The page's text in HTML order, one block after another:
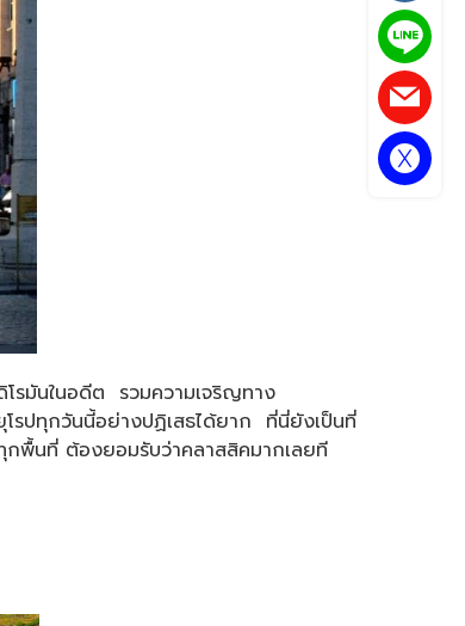
โรมันในอดีต รวมความเจริญทาง
ปทุกวันนี้อย่างปฏิเสธได้ยาก ที่นี่ยังเป็นที่
กพื้นที่ ต้องยอมรับว่าคลาสสิคมากเลยที